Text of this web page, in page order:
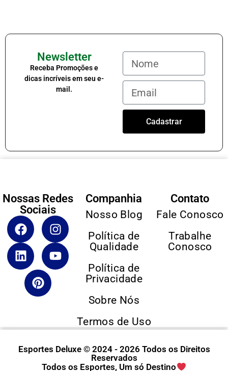
Newsletter
Receba Promoções e
dicas incríveis em seu e-
mail.
Cadastrar
Nossas Redes
Sociais
Companhia
Nosso Blog
Política de
Qualidade
Política de
Privacidade
Sobre Nós
Termos de Uso
Contato
Fale Conosco
Trabalhe
Conosco
Esportes Deluxe © 2024 - 2026 Todos os Direitos
Reservados
Todos os Esportes, Um só Destino